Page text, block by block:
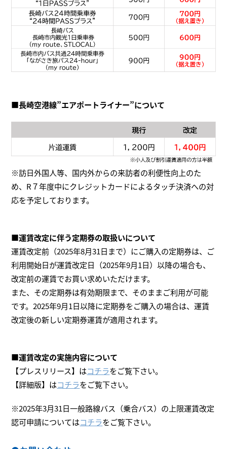
■長崎空港線”エアポートライナー”について
※訪日外国人等、国内外からの来訪者の利便性向上のた
め、R７年度中にクレジットカードによるタッチ決済への対
応を予定しております。
■運賃改定に伴う定期券の取扱いについて
運賃改定前（2025年8月31日まで）にご購入の定期券は、ご
利用開始日が運賃改定日（2025年9月1日）以降の場合も、
改定前の運賃でお買い求めいただけます。
また、その定期券は有効期限まで、そのままご利用が可能
です。2025年9月1日以降に定期券をご購入の場合は、運賃
改定後の新しい定期券運賃が適用されます。
■運賃改定の実施内容について
【プレスリリース】はコチラをご覧下さい。
【詳細版】はコチラをご覧下さい。
※2025年3月31日一般路線バス（乗合バス）の上限運賃改定
認可申請についてはコチラをご覧下さい。